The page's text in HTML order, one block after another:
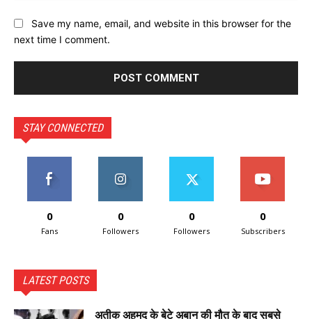
Save my name, email, and website in this browser for the
next time I comment.
STAY CONNECTED
0
Fans
0
Followers
0
Followers
0
Subscribers
LATEST POSTS
अतीक अहमद के बेटे अबान की मौत के बाद सबसे